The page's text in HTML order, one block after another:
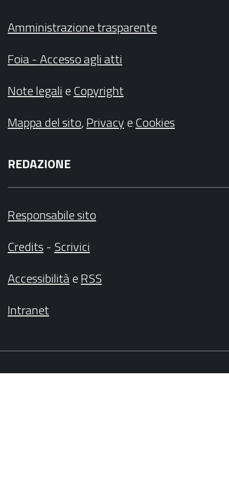
Amministrazione trasparente
Foia - Accesso agli atti
Note legalieCopyright
Mappa del sito,PrivacyeCookies
REDAZIONE
Responsabile sito
Credits- Scrivici
AccessibilitàeRSS
Intranet